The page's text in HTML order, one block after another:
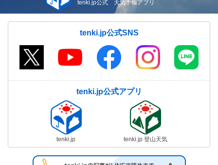
tenki.jp公式 天気予報アプリ
tenki.jp公式SNS
tenki.jp公式アプリ
tenki.jp tenki.jp 登山天気